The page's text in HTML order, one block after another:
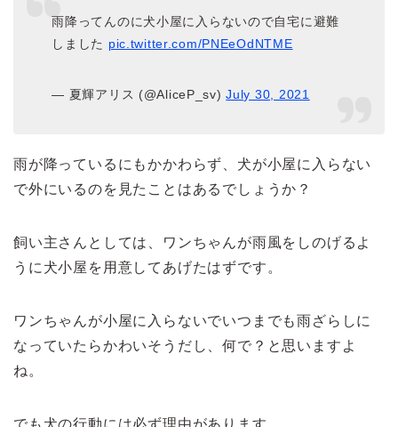
雨降ってんのに犬小屋に入らないので自宅に避難
しました pic.twitter.com/PNEeOdNTME
— 夏輝アリス (@AliceP_sv)July 30, 2021
雨が降っているにもかかわらず、犬が小屋に入らない
で外にいるのを見たことはあるでしょうか？
飼い主さんとしては、ワンちゃんが雨風をしのげるよ
うに犬小屋を用意してあげたはずです。
ワンちゃんが小屋に入らないでいつまでも雨ざらしに
なっていたらかわいそうだし、何で？と思いますよ
ね。
でも犬の行動には必ず理由があります。